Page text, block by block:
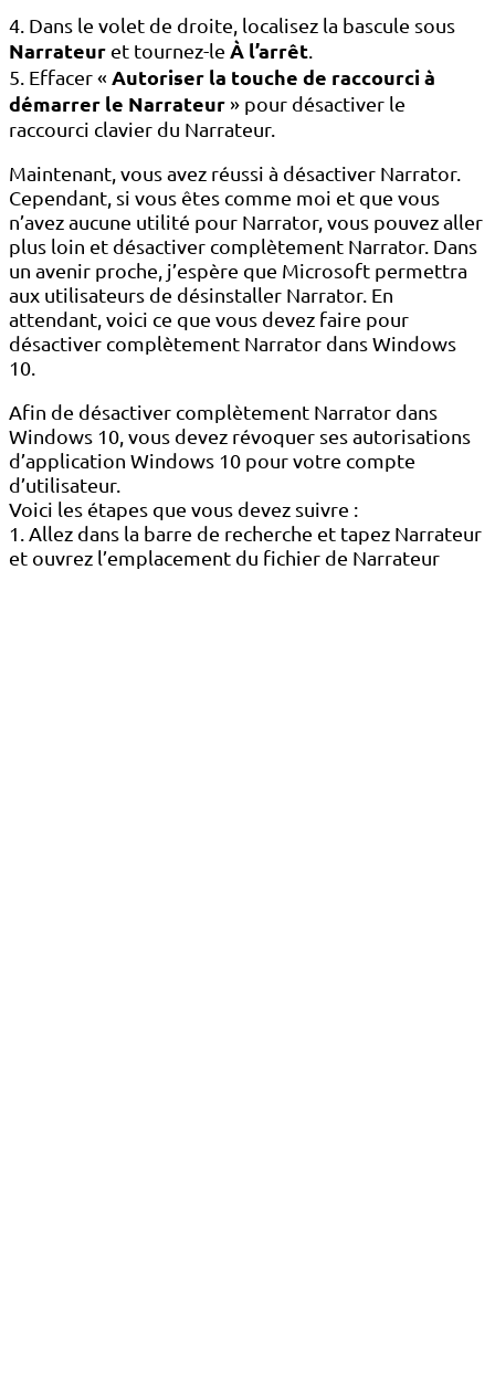
4. Dans le volet de droite, localisez la bascule sous
Narrateur et tournez-le À l’arrêt.
5. Effacer « Autoriser la touche de raccourci à
démarrer le Narrateur » pour désactiver le
raccourci clavier du Narrateur.
Maintenant, vous avez réussi à désactiver Narrator.
Cependant, si vous êtes comme moi et que vous
n’avez aucune utilité pour Narrator, vous pouvez aller
plus loin et désactiver complètement Narrator. Dans
un avenir proche, j’espère que Microsoft permettra
aux utilisateurs de désinstaller Narrator. En
attendant, voici ce que vous devez faire pour
désactiver complètement Narrator dans Windows
10.
Afin de désactiver complètement Narrator dans
Windows 10, vous devez révoquer ses autorisations
d’application Windows 10 pour votre compte
d’utilisateur.
Voici les étapes que vous devez suivre :
1. Allez dans la barre de recherche et tapez Narrateur
et ouvrez l’emplacement du fichier de Narrateur